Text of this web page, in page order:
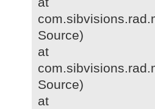
Source)
at
Source)
at